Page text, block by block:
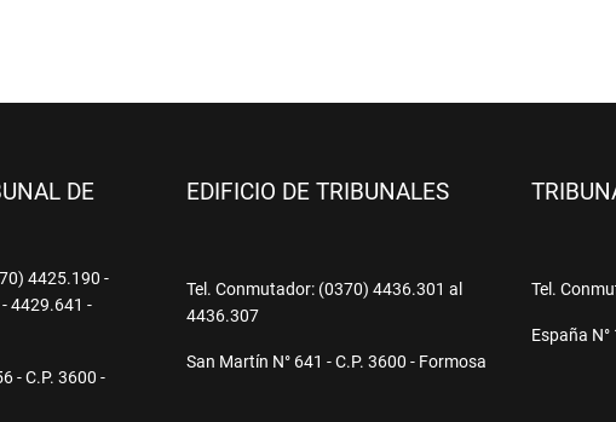
DE
4425.190 -
4429.641 -
- C.P. 3600 -
EDIFICIO DE TRIBUNALES
Tel. Conmutador: (0370) 4436.301 al
4436.307
San Martín N° 641 - C.P. 3600 - Formosa
Tel.
España